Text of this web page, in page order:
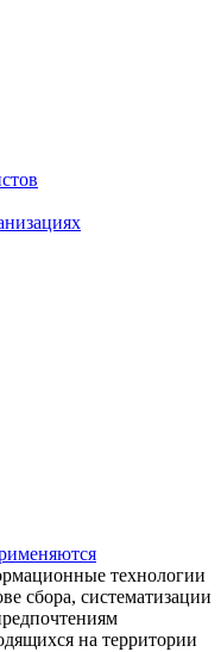
технологии
сбора, систематизации
на территории